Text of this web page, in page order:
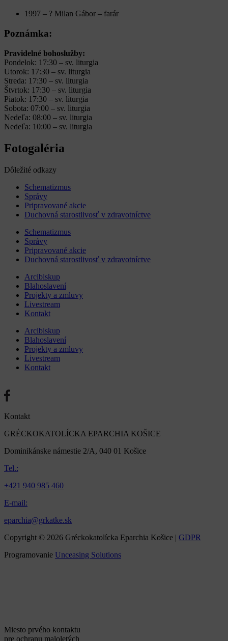
1997 – ? Milan Gábor – farár
Poznámka:
Pravidelné bohoslužby:
Pondelok: 17:30 – sv. liturgia
Utorok: 17:30 – sv. liturgia
Streda: 17:30 – sv. liturgia
Štvrtok: 17:30 – sv. liturgia
Piatok: 17:30 – sv. liturgia
Sobota: 07:00 – sv. liturgia
Nedeľa: 08:00 – sv. liturgia
Nedeľa: 10:00 – sv. liturgia
Fotogaléria
Dôležité odkazy
Schematizmus
Správy
Pripravované akcie
Duchovná starostlivosť v zdravotníctve
Schematizmus
Správy
Pripravované akcie
Duchovná starostlivosť v zdravotníctve
Arcibiskup
Blahoslavení
Projekty a zmluvy
Livestream
Kontakt
Arcibiskup
Blahoslavení
Projekty a zmluvy
Livestream
Kontakt
Kontakt
GRÉCKOKATOLÍCKA EPARCHIA KOŠICE
Dominikánske námestie 2/A, 040 01 Košice
Tel.:
+421 940 985 460
E-mail:
eparchia@grkatke.sk
Copyright © 2026 Gréckokatolícka Eparchia Košice | GDPR
Programovanie Unceasing Solutions
Miesto prvého kontaktu
pre ochranu maloletých